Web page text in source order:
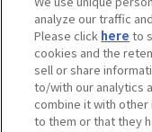
採用情報
サステナビリティ
お問い合わせ
analyze our traffic
Please click here to
cookies and the
sell or share
to/with our analytics
combine it with
to them or that they